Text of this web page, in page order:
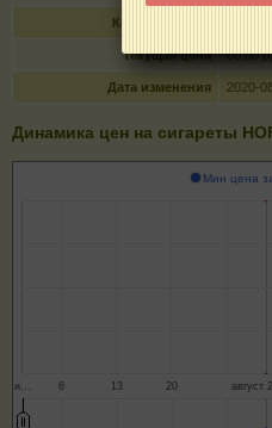
Кол-во в пачке
Текущая цена 80.00
Дата изменения 2020-
Динамика цен на сигареты
Мин цена
и… август
6 13 20